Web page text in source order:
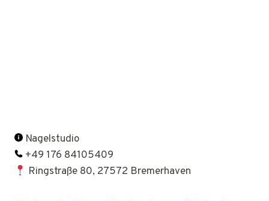
Nagelstudio
+49 176 84105409
Ringstraße 80, 27572 Bremerhaven